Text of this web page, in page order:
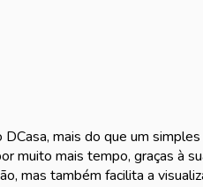
mais do que um simples
muito mais tempo, graças à
mas também facilita a